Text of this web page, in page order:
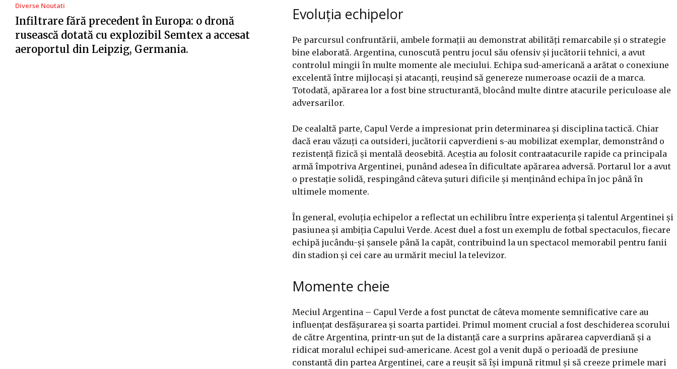
Diverse Noutati
Infiltrare fără precedent în Europa: o dronă
rusească dotată cu explozibil Semtex a accesat
aeroportul din Leipzig, Germania.
Evoluția echipelor
Pe parcursul confruntării, ambele formații au demonstrat abilități remarcabile și o strategie
bine elaborată. Argentina, cunoscută pentru jocul său ofensiv și jucătorii tehnici, a avut
controlul mingii în multe momente ale meciului. Echipa sud-americană a arătat o conexiune
excelentă între mijlocași și atacanți, reușind să genereze numeroase ocazii de a marca.
Totodată, apărarea lor a fost bine structurantă, blocând multe dintre atacurile periculoase ale
adversarilor.
De cealaltă parte, Capul Verde a impresionat prin determinarea și disciplina tactică. Chiar
dacă erau văzuți ca outsideri, jucătorii capverdieni s-au mobilizat exemplar, demonstrând o
rezistență fizică și mentală deosebită. Aceștia au folosit contraatacurile rapide ca principala
armă împotriva Argentinei, punând adesea în dificultate apărarea adversă. Portarul lor a avut
o prestație solidă, respingând câteva șuturi dificile și menținând echipa în joc până în
ultimele momente.
În general, evoluția echipelor a reflectat un echilibru între experiența și talentul Argentinei și
pasiunea și ambiția Capului Verde. Acest duel a fost un exemplu de fotbal spectaculos, fiecare
echipă jucându-și șansele până la capăt, contribuind la un spectacol memorabil pentru fanii
din stadion și cei care au urmărit meciul la televizor.
Momente cheie
Meciul Argentina – Capul Verde a fost punctat de câteva momente semnificative care au
influențat desfășurarea și soarta partidei. Primul moment crucial a fost deschiderea scorului
de către Argentina, printr-un șut de la distanță care a surprins apărarea capverdiană și a
ridicat moralul echipei sud-americane. Acest gol a venit după o perioadă de presiune
constantă din partea Argentinei, care a reușit să își impună ritmul și să creeze primele mari